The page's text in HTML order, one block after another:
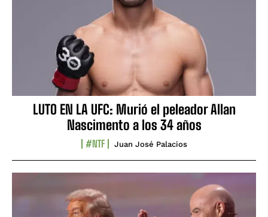
LUTO EN LA UFC: Murió el peleador Allan
Nascimento a los 34 años
#NTF Juan José Palacios